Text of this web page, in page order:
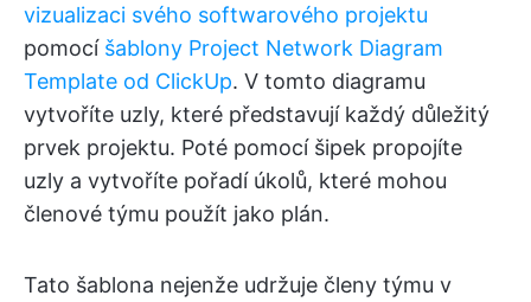
vizualizaci svého softwarového projektu
pomocí šablony Project Network Diagram
Template od ClickUp. V tomto diagramu
vytvoříte uzly, které představují každý důležitý
prvek projektu. Poté pomocí šipek propojíte
uzly a vytvoříte pořadí úkolů, které mohou
členové týmu použít jako plán.
Tato šablona nejenže udržuje členy týmu v